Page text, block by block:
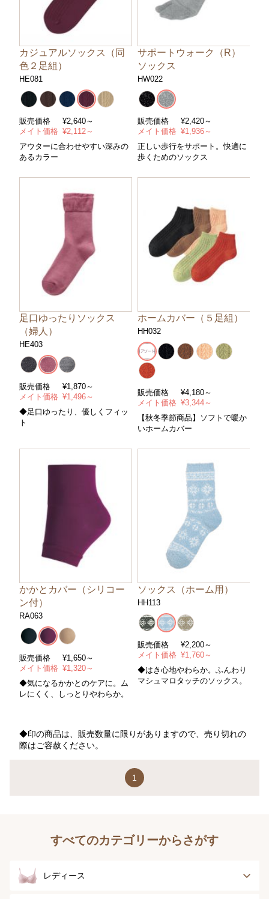
カジュアルソックス（同
色２足組）
HE081
販売価格 ¥2,640～
メイト価格 ¥2,112～
アウターに合わせやすい深みの
あるカラー
サポートウォーク（R）
ソックス
HW022
販売価格 ¥2,420～
メイト価格 ¥1,936～
正しい歩行をサポート。快適に
歩くためのソックス
足口ゆったりソックス
（婦人）
HE403
販売価格 ¥1,870～
メイト価格 ¥1,496～
◆足口ゆったり、優しくフィッ
ト
ホームカバー（５足組）
HH032
販売価格 ¥4,180～
メイト価格 ¥3,344～
【秋冬季節商品】ソフトで暖か
いホームカバー
かかとカバー（シリコー
ン付）
RA063
販売価格 ¥1,650～
メイト価格 ¥1,320～
◆気になるかかとのケアに。ム
レにくく、しっとりやわらか。
ソックス（ホーム用）
HH113
販売価格 ¥2,200～
メイト価格 ¥1,760～
◆はき心地やわらか。ふんわり
マシュマロタッチのソックス。
◆印の商品は、販売数量に限りがありますので、売り切れの
際はご容赦ください。
1
すべてのカテゴリーからさがす
レディース